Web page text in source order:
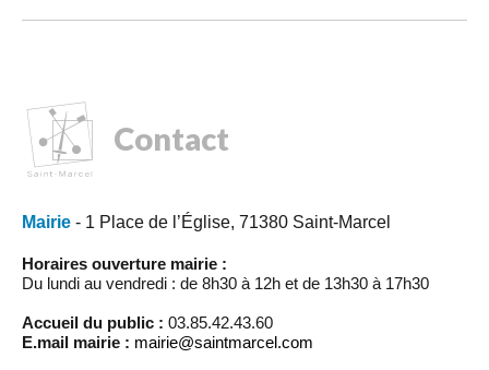
Contact
Mairie - 1 Place de l’Église, 71380 Saint-Marcel
Horaires ouverture mairie :
Du lundi au vendredi : de 8h30 à 12h et de 13h30 à 17h30
Accueil du public : 03.85.42.43.60
E.mail mairie : mairie@saintmarcel.com